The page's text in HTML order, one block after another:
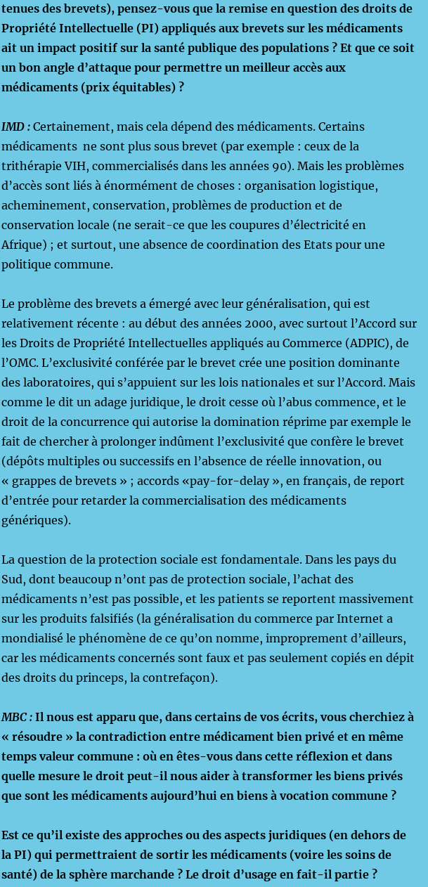
tenues des brevets), pensez-vous que la remise en question des droits de
Propriété Intellectuelle (PI) appliqués aux brevets sur les médicaments
ait un impact positif sur la santé publique des populations ? Et que ce soit
un bon angle d’attaque pour permettre un meilleur accès aux
médicaments (prix équitables) ?
IMD : Certainement, mais cela dépend des médicaments. Certains
médicaments ne sont plus sous brevet (par exemple : ceux de la
trithérapie VIH, commercialisés dans les années 90). Mais les problèmes
d’accès sont liés à énormément de choses : organisation logistique,
acheminement, conservation, problèmes de production et de
conservation locale (ne serait-ce que les coupures d’électricité en
Afrique) ; et surtout, une absence de coordination des Etats pour une
politique commune.
Le problème des brevets a émergé avec leur généralisation, qui est
relativement récente : au début des années 2000, avec surtout l’Accord sur
les Droits de Propriété Intellectuelles appliqués au Commerce (ADPIC), de
l’OMC. L’exclusivité conférée par le brevet crée une position dominante
des laboratoires, qui s’appuient sur les lois nationales et sur l’Accord. Mais
comme le dit un adage juridique, le droit cesse où l’abus commence, et le
droit de la concurrence qui autorise la domination réprime par exemple le
fait de chercher à prolonger indûment l’exclusivité que confère le brevet
(dépôts multiples ou successifs en l’absence de réelle innovation, ou
« grappes de brevets » ; accords «pay-for-delay », en français, de report
d’entrée pour retarder la commercialisation des médicaments
génériques).
La question de la protection sociale est fondamentale. Dans les pays du
Sud, dont beaucoup n’ont pas de protection sociale, l’achat des
médicaments n’est pas possible, et les patients se reportent massivement
sur les produits falsifiés (la généralisation du commerce par Internet a
mondialisé le phénomène de ce qu’on nomme, improprement d’ailleurs,
car les médicaments concernés sont faux et pas seulement copiés en dépit
des droits du princeps, la contrefaçon).
MBC : Il nous est apparu que, dans certains de vos écrits, vous cherchiez à
« résoudre » la contradiction entre médicament bien privé et en même
temps valeur commune : où en êtes-vous dans cette réflexion et dans
quelle mesure le droit peut-il nous aider à transformer les biens privés
que sont les médicaments aujourd’hui en biens à vocation commune ?
Est ce qu’il existe des approches ou des aspects juridiques (en dehors de
la PI) qui permettraient de sortir les médicaments (voire les soins de
santé) de la sphère marchande ? Le droit d’usage en fait-il partie ?